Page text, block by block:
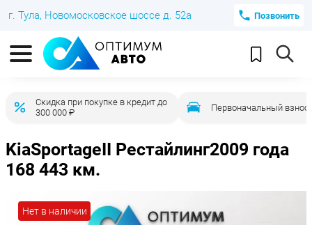
г. Тула, Новомосковское шоссе д. 52а Позвонить
Скидка при покупке в кредит до
300 000 ₽
Первоначальный взнос
KiaSportageII Рестайлинг2009 года
168 443 км.
Нет в наличии